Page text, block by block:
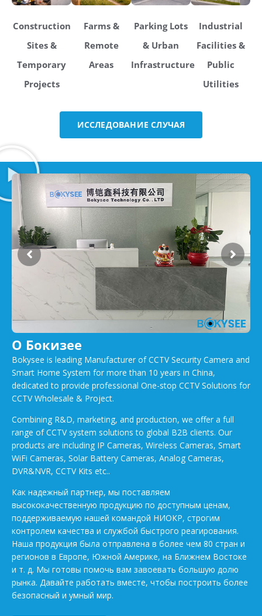
Construction
Sites &
Temporary
Projects
Farms &
Remote
Areas
Parking Lots
& Urban
Infrastructure
Industrial
Facilities &
Public
Utilities
ИССЛЕДОВАНИЕ СЛУЧАЯ
О Бокизее
Bokysee is leading Manufacturer of CCTV Security Camera and
Smart Home System for more than 10 years in China,
dedicated to provide professional One-stop CCTV Solutions for
CCTV Wholesale & Project.
Combining R&D, marketing, and production, we offer a full
range of CCTV system solutions to global B2B clients. Our
products are including IP Cameras, Wireless Cameras, Smart
WiFi Cameras, Solar Battery Cameras, Analog Cameras,
DVR&NVR, CCTV Kits etc..
Как надежный партнер, мы поставляем
высококачественную продукцию по доступным ценам,
поддерживаемую нашей командой НИОКР, строгим
контролем качества и службой быстрого реагирования.
Наша продукция была отправлена в более чем 80 стран и
регионов в Европе, Южной Америке, на Ближнем Востоке
и т. д. Мы готовы помочь вам завоевать большую долю
рынка. Давайте работать вместе, чтобы построить более
безопасный и умный мир.